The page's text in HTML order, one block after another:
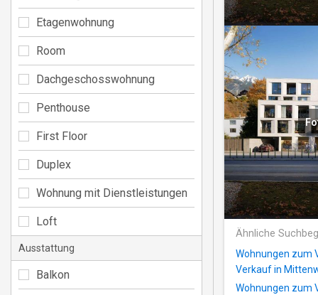
Ähnliche
Wohnungen zum
Verkauf in
Wohnungen zum
Etagenwohnung
Room
Dachgeschosswohnung
Penthouse
First Floor
Duplex
Wohnung mit Dienstleistungen
Loft
Ausstattung
Balkon